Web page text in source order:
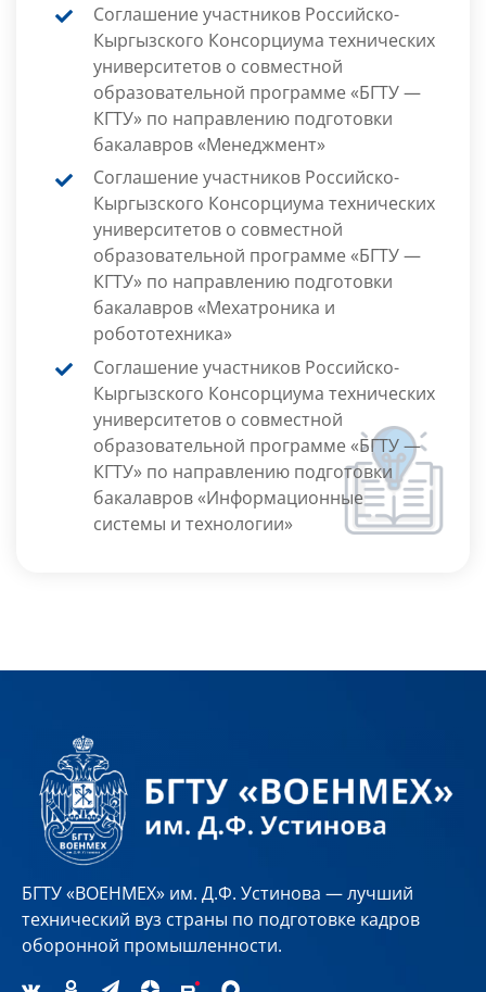
Соглашение участников Российско-
Кыргызского Консорциума технических
университетов о совместной
образовательной программе «БГТУ —
КГТУ» по направлению подготовки
бакалавров «Менеджмент»
Соглашение участников Российско-
Кыргызского Консорциума технических
университетов о совместной
образовательной программе «БГТУ —
КГТУ» по направлению подготовки
бакалавров «Мехатроника и
робототехника»
Соглашение участников Российско-
Кыргызского Консорциума технических
университетов о совместной
образовательной программе «БГТУ —
КГТУ» по направлению подготовки
бакалавров «Информационные
системы и технологии»
БГТУ «ВОЕНМЕХ» им. Д.Ф. Устинова — лучший
технический вуз страны по подготовке кадров
оборонной промышленности.